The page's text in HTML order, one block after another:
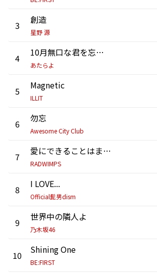
3 創造
星野 源
4 10月無口な君を忘れる
あたらよ
5 Magnetic
ILLIT
6 勿忘
Awesome City Club
7 愛にできることはまだあるかい
RADWIMPS
8 I LOVE...
Official髭男dism
9 世界中の隣人よ
乃木坂46
10 Shining One
BE:FIRST